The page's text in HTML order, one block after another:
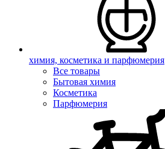
химия, косметика и парфюмерия
Все товары
Бытовая химия
Косметика
Парфюмерия